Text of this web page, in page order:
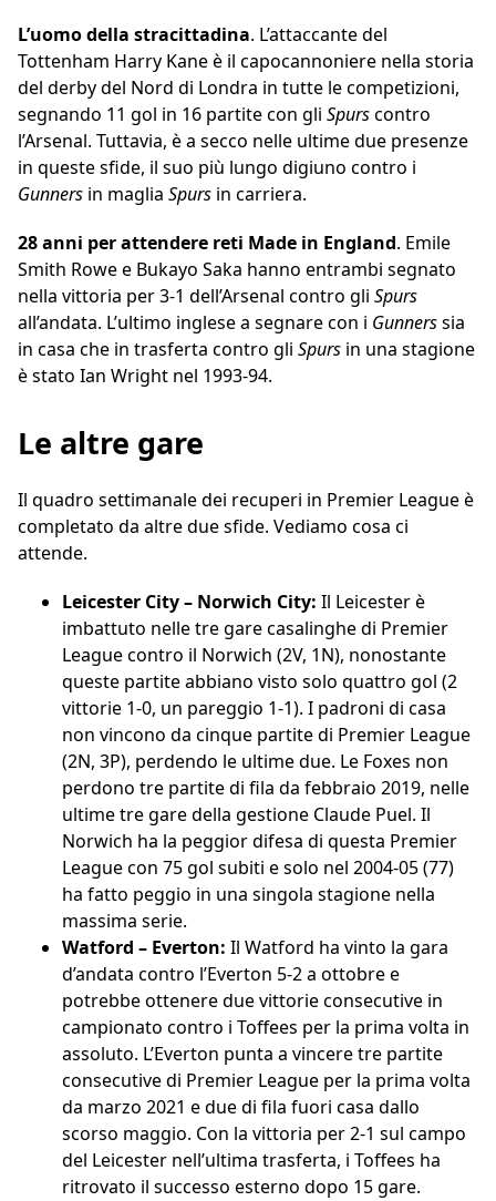
L’uomo della stracittadina. L’attaccante del
Tottenham Harry Kane è il capocannoniere nella storia
del derby del Nord di Londra in tutte le competizioni,
segnando 11 gol in 16 partite con gli Spurscontro
l’Arsenal. Tuttavia, è a secco nelle ultime due presenze
in queste sfide, il suo più lungo digiuno contro i
Gunners in maglia Spurs in carriera.
28 anni per attendere reti Made in England. Emile
Smith Rowe e Bukayo Saka hanno entrambi segnato
nella vittoria per 3-1 dell’Arsenal contro gli Spurs
all’andata. L’ultimo inglese a segnare con i Gunnerssia
in casa che in trasferta contro gli Spurs in una stagione
è stato Ian Wright nel 1993-94.
Le altre gare
Il quadro settimanale dei recuperi in Premier League è
completato da altre due sfide. Vediamo cosa ci
attende.
Leicester City – Norwich City: Il Leicester è
imbattuto nelle tre gare casalinghe di Premier
League contro il Norwich (2V, 1N), nonostante
queste partite abbiano visto solo quattro gol (2
vittorie 1-0, un pareggio 1-1). I padroni di casa
non vincono da cinque partite di Premier League
(2N, 3P), perdendo le ultime due. Le Foxes non
perdono tre partite di fila da febbraio 2019, nelle
ultime tre gare della gestione Claude Puel. Il
Norwich ha la peggior difesa di questa Premier
League con 75 gol subiti e solo nel 2004-05 (77)
ha fatto peggio in una singola stagione nella
massima serie.
Watford – Everton: Il Watford ha vinto la gara
d’andata contro l’Everton 5-2 a ottobre e
potrebbe ottenere due vittorie consecutive in
campionato contro i Toffees per la prima volta in
assoluto. L’Everton punta a vincere tre partite
consecutive di Premier League per la prima volta
da marzo 2021 e due di fila fuori casa dallo
scorso maggio. Con la vittoria per 2-1 sul campo
del Leicester nell’ultima trasferta, i Toffees ha
ritrovato il successo esterno dopo 15 gare.